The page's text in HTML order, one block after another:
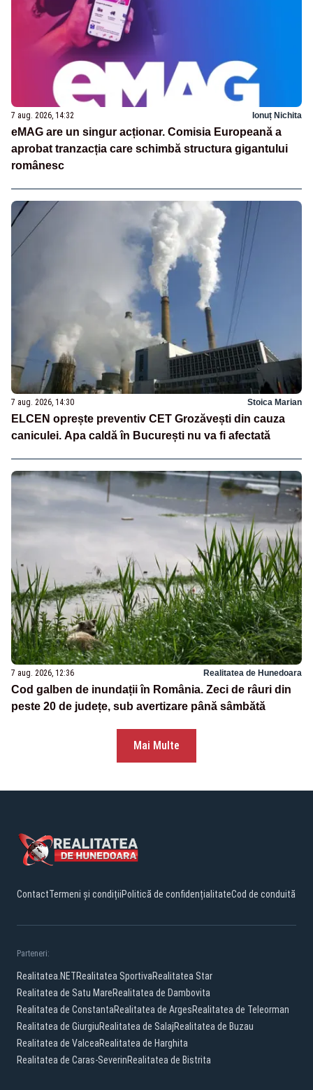
7 aug. 2026, 14:32 Ionuț Nichita
eMAG are un singur acționar. Comisia Europeană a
aprobat tranzacția care schimbă structura gigantului
românesc
7 aug. 2026, 14:30 Stoica Marian
ELCEN oprește preventiv CET Grozăvești din cauza
caniculei. Apa caldă în București nu va fi afectată
7 aug. 2026, 12:36 Realitatea de Hunedoara
Cod galben de inundații în România. Zeci de râuri din
peste 20 de județe, sub avertizare până sâmbătă
Mai Multe
ContactTermeni și condițiiPolitică de confidențialitateCod de conduită
Parteneri:
Realitatea.NETRealitatea SportivaRealitatea Star
Realitatea de Satu MareRealitatea de Dambovita
Realitatea de ConstantaRealitatea de ArgesRealitatea de Teleorman
Realitatea de GiurgiuRealitatea de SalajRealitatea de Buzau
Realitatea de ValceaRealitatea de Harghita
Realitatea de Caras-SeverinRealitatea de Bistrita